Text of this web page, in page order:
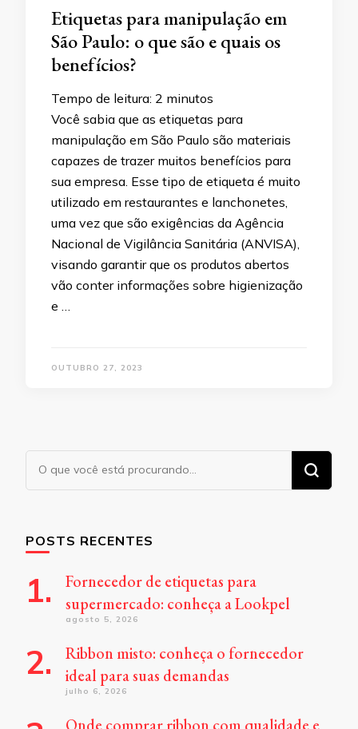
Etiquetas para manipulação em
São Paulo: o que são e quais os
benefícios?
Tempo de leitura: 2 minutos
Você sabia que as etiquetas para
manipulação em São Paulo são materiais
capazes de trazer muitos benefícios para
sua empresa. Esse tipo de etiqueta é muito
utilizado em restaurantes e lanchonetes,
uma vez que são exigências da Agência
Nacional de Vigilância Sanitária (ANVISA),
visando garantir que os produtos abertos
vão conter informações sobre higienização
e …
OUTUBRO 27, 2023
POSTS RECENTES
Fornecedor de etiquetas para
supermercado: conheça a Lookpel
agosto 5, 2026
Ribbon misto: conheça o fornecedor
ideal para suas demandas
julho 6, 2026
Onde comprar ribbon com qualidade e